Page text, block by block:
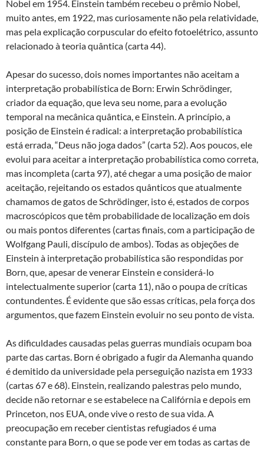
Nobel em 1954. Einstein também recebeu o prêmio Nobel,
muito antes, em 1922, mas curiosamente não pela relatividade,
mas pela explicação corpuscular do efeito fotoelétrico, assunto
relacionado à teoria quântica (carta 44).
Apesar do sucesso, dois nomes importantes não aceitam a
interpretação probabilística de Born: Erwin Schrödinger,
criador da equação, que leva seu nome, para a evolução
temporal na mecânica quântica, e Einstein. A princípio, a
posição de Einstein é radical: a interpretação probabilística
está errada, “Deus não joga dados” (carta 52). Aos poucos, ele
evolui para aceitar a interpretação probabilística como correta,
mas incompleta (carta 97), até chegar a uma posição de maior
aceitação, rejeitando os estados quânticos que atualmente
chamamos de gatos de Schrödinger, isto é, estados de corpos
macroscópicos que têm probabilidade de localização em dois
ou mais pontos diferentes (cartas finais, com a participação de
Wolfgang Pauli, discípulo de ambos). Todas as objeções de
Einstein à interpretação probabilística são respondidas por
Born, que, apesar de venerar Einstein e considerá-lo
intelectualmente superior (carta 11), não o poupa de críticas
contundentes. É evidente que são essas críticas, pela força dos
argumentos, que fazem Einstein evoluir no seu ponto de vista.
As dificuldades causadas pelas guerras mundiais ocupam boa
parte das cartas. Born é obrigado a fugir da Alemanha quando
é demitido da universidade pela perseguição nazista em 1933
(cartas 67 e 68). Einstein, realizando palestras pelo mundo,
decide não retornar e se estabelece na Califórnia e depois em
Princeton, nos EUA, onde vive o resto de sua vida. A
preocupação em receber cientistas refugiados é uma
constante para Born, o que se pode ver em todas as cartas de